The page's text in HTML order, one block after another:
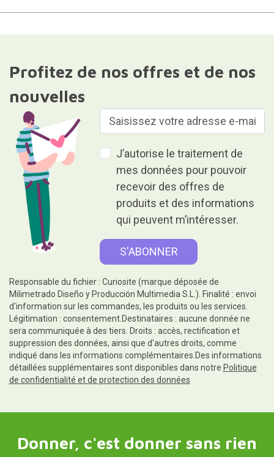
Profitez de nos offres et de nos
nouvelles
J’autorise le traitement de
mes données pour pouvoir
recevoir des offres de
produits et des informations
qui peuvent m’intéresser.
Responsable du fichier : Curiosite (marque déposée de
Milimetrado Diseño y Producción Multimedia S.L.). Finalité : envoi
d'information sur les commandes, les produits ou les services.
Légitimation : consentement.Destinataires : aucune donnée ne
sera communiquée à des tiers. Droits : accès, rectification et
suppression des données, ainsi que d'autres droits, comme
indiqué dans les informations complémentaires.Des informations
détaillées supplémentaires sont disponibles dans notre Politique
de confidentialité et de protection des données
Donner, c'est donner sans rien